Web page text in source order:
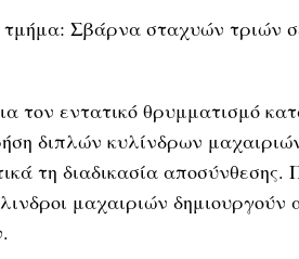
Σβάρνα σταχυών τριών
τον εντατικό θρυμματισμό
διπλών κυλίνδρων
τη διαδικασία
μαχαιριών